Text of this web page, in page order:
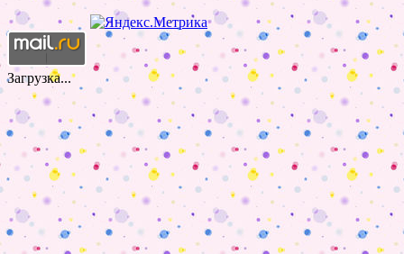
Загрузка...